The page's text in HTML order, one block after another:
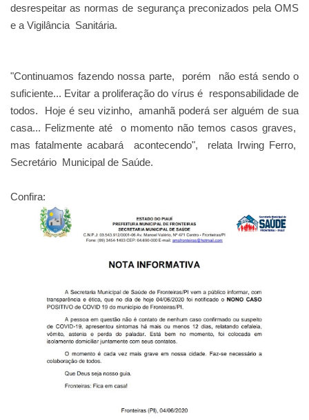
desrespeitar as normas de segurança preconizados pela OMS
e a Vigilância Sanitária.
"Continuamos fazendo nossa parte, porém não está sendo o
suficiente... Evitar a proliferação do vírus é responsabilidade de
todos. Hoje é seu vizinho, amanhã poderá ser alguém de sua
casa... Felizmente até o momento não temos casos graves,
mas fatalmente acabará acontecendo", relata Irwing Ferro,
Secretário Municipal de Saúde.
Confira: